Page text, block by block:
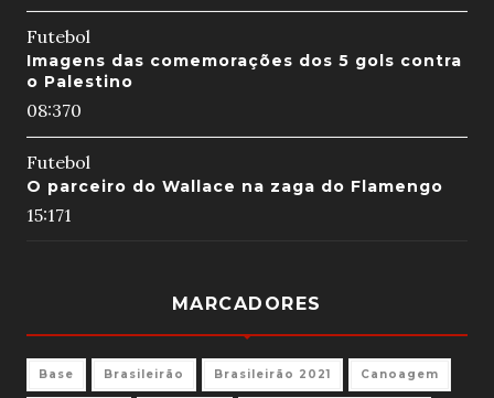
Futebol
Imagens das comemorações dos 5 gols contra
o Palestino
08:370
Futebol
O parceiro do Wallace na zaga do Flamengo
15:171
MARCADORES
Base Brasileirão Brasileirão 2021 Canoagem